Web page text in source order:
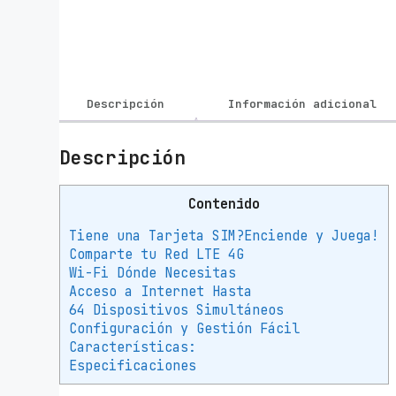
Descripción Información adicional
Descripción
Contenido
Tiene una Tarjeta SIM?Enciende y Juega!
Comparte tu Red LTE 4G
Wi-Fi Dónde Necesitas
Acceso a Internet Hasta
64 Dispositivos Simultáneos
Configuración y Gestión Fácil
Características:
Especificaciones